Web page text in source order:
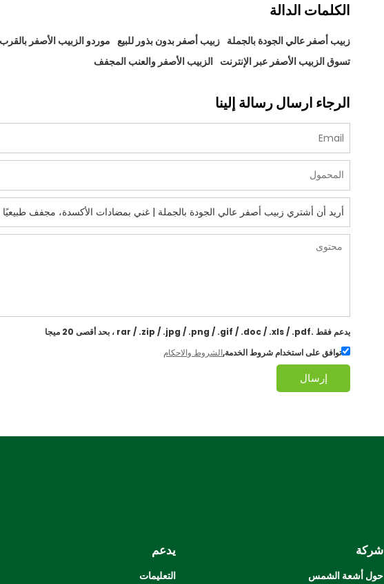
الكلمات الدالة
زبيب أصفر عالي الجودة بالجملة زبيب أصفر بدون بذور للبيع موردو الزبيب الأصفر
تسوق الزبيب الأصفر عبر الإنترنت الزبيب الأصفر والعنب المجفف
الرجاء ارسال رسالة إلينا
يدعم فقط .rar / .zip / .jpg / .png / .gif / .doc / .xls / .pdf ، بحد أقصى 20 ميجا
توافق على استخدام شروط الخدمة,الشروط والاحكام
إرسال
شركة
حول أشعة الشمس
يدعم
التعليمات